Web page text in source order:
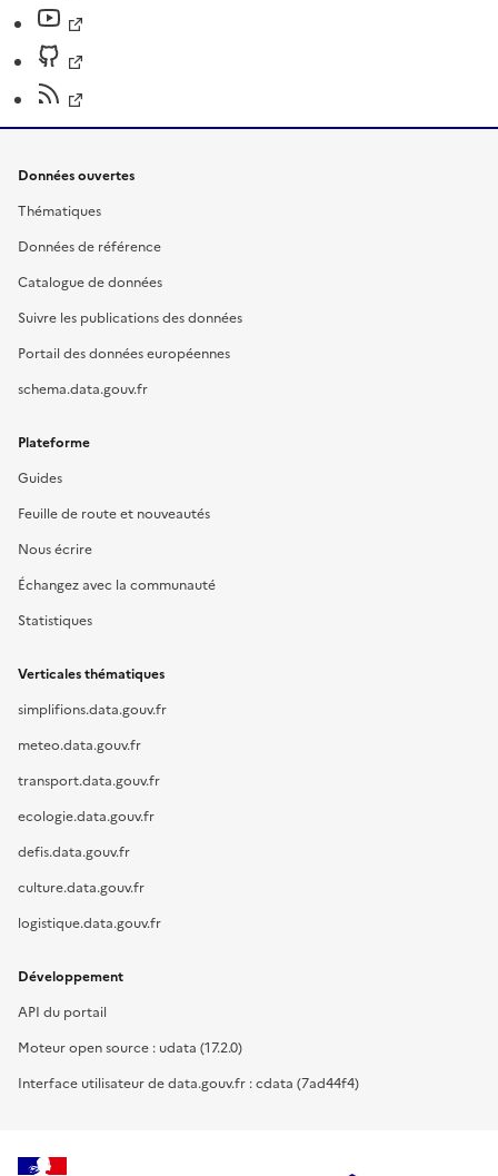
Données ouvertes
Thématiques
Données de référence
Catalogue de données
Suivre les publications des données
Portail des données européennes
schema.data.gouv.fr
Plateforme
Guides
Feuille de route et nouveautés
Nous écrire
Échangez avec la communauté
Statistiques
Verticales thématiques
simplifions.data.gouv.fr
meteo.data.gouv.fr
transport.data.gouv.fr
ecologie.data.gouv.fr
defis.data.gouv.fr
culture.data.gouv.fr
logistique.data.gouv.fr
Développement
API du portail
Moteur open source : udata (17.2.0)
Interface utilisateur de data.gouv.fr : cdata (7ad44f4)